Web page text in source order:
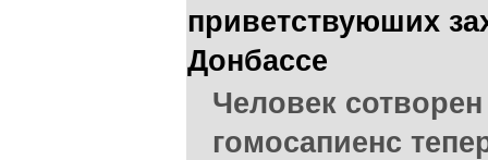
приветствуюших
Донбассе
Человек
гомосапиенс